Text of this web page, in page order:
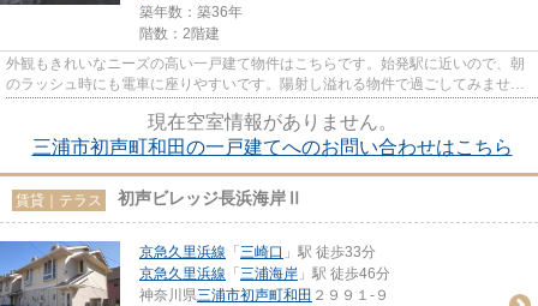
築年数：築36年
階数：2階建
外観もきれいなニーズの高い一戸建て物件はこちらです。始発駅に近いので、朝
のラッシュ時にも電車に座りやすいです。陽射し溢れる物件で過ごしてみません
現在空室情報がありません。
三浦市初声町和田の一戸建てへのお問い合わせはこちら
賃貸｜テラス 初声ビレッジ長浜海岸Ⅱ
京急久里浜線 「 三崎口 」駅 徒歩33分
京急久里浜線 「 三浦海岸 」駅 徒歩46分
神奈川県三浦市初声町和田 ２９９１-９